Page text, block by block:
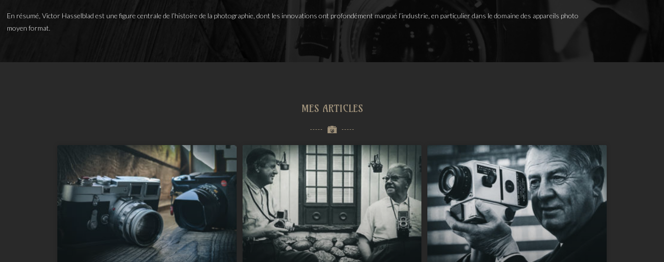
En résumé, Victor Hasselblad est une figure centrale de l’histoire de la photographie, dont les innovations ont profondément marqué l’industrie, en particulier dans le domaine des appareils photo
moyen format.
MES ARTICLES